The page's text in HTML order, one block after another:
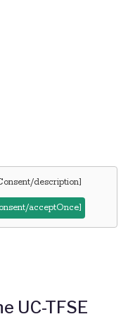
description]
acceptOnce]
UC-TFSE